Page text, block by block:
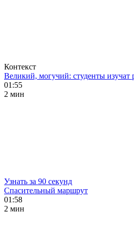
Контекст
Великий, могучий: студенты изучат
01:55
2 мин
Узнать за 90 секунд
Спасительный маршрут
01:58
2 мин